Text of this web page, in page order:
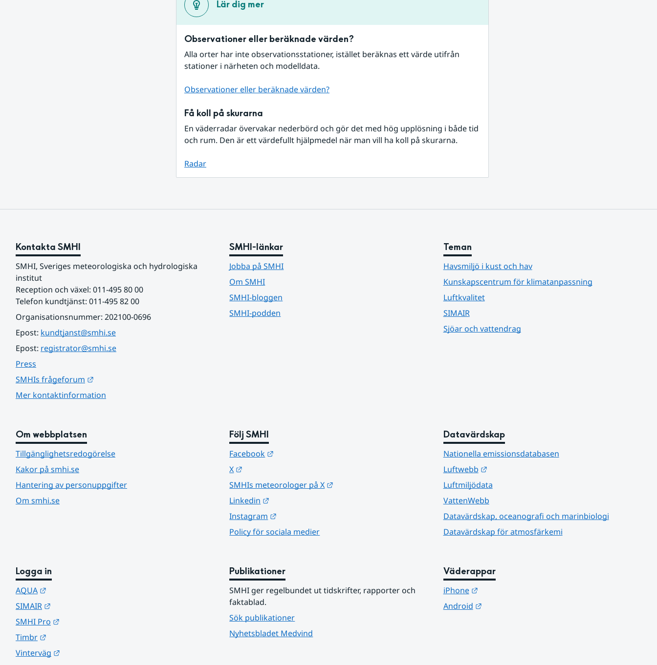
Lär dig mer
Observationer eller beräknade värden?
Alla orter har inte observationsstationer, istället beräknas ett värde utifrån
stationer i närheten och modelldata.
Observationer eller beräknade värden?
Få koll på skurarna
En väderradar övervakar nederbörd och gör det med hög upplösning i både tid
och rum. Den är ett värdefullt hjälpmedel när man vill ha koll på skurarna.
Radar
Kontakta SMHI
SMHI, Sveriges meteorologiska och hydrologiska
institut
Reception och växel: 011-495 80 00
Telefon kundtjänst: 011-495 82 00
Organisationsnummer: 202100-0696
Epost: kundtjanst@smhi.se
Epost: registrator@smhi.se
Press
SMHIs frågeforum
Mer kontaktinformation
SMHI-länkar
Jobba på SMHI
Om SMHI
SMHI-bloggen
SMHI-podden
Teman
Havsmiljö i kust och hav
Kunskapscentrum för klimatanpassning
Luftkvalitet
SIMAIR
Sjöar och vattendrag
Om webbplatsen
Tillgänglighetsredogörelse
Kakor på smhi.se
Hantering av personuppgifter
Om smhi.se
Följ SMHI
Facebook
X
SMHIs meteorologer på X
Linkedin
Instagram
Policy för sociala medier
Datavärdskap
Nationella emissionsdatabasen
Luftwebb
Länk till annan webbplats.
Luftmiljödata
VattenWebb
Datavärdskap, oceanografi och marinbiologi
Datavärdskap för atmosfärkemi
Logga in
AQUA
SIMAIR
SMHI Pro
Timbr
Vinterväg
Publikationer
SMHI ger regelbundet ut tidskrifter, rapporter och
faktablad.
Sök publikationer
Nyhetsbladet Medvind
Väderappar
iPhone
Länk till annan webbplats.
Android
Länk till annan webbplats.